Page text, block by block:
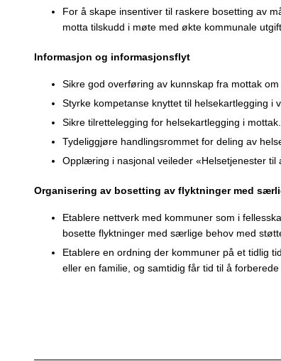
For å skape insentiver til raskere bosetting av
motta tilskudd i møte med økte kommunale
Informasjon og informasjonsflyt
Sikre god overføring av kunnskap fra mottak
Styrke kompetanse knyttet til helsekartlegging i
Sikre tilrettelegging for helsekartlegging i mottak.
Tydeliggjøre handlingsrommet for deling av
Opplæring i nasjonal veileder «Helsetjenester
Organisering av bosetting av flyktninger med
Etablere nettverk med kommuner som i
bosette flyktninger med særlige behov med
Etablere en ordning der kommuner på et tidlig
eller en familie, og samtidig får tid til å